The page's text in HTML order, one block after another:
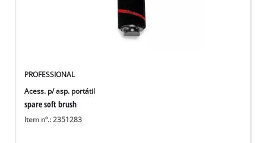
PROFESSIONAL
Acess. p/ asp. portátil
spare soft brush
Item nº.: 2351283